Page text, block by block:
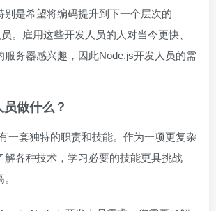
别是希望将编码提升到下一个层次的
。雇用这些开发人员的人对当今更快、
服务器感兴趣，因此Node.js开发人员的需
做什么？
一套独特的职责和技能。作为一项更复杂
解各种技术，学习必要的技能更具挑战